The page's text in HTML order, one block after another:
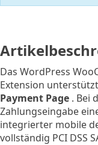
Das WordPress
Extension
Payment Page . Bei
Zahlungseingabe
integrierter mobile
vollständig PCI DSS